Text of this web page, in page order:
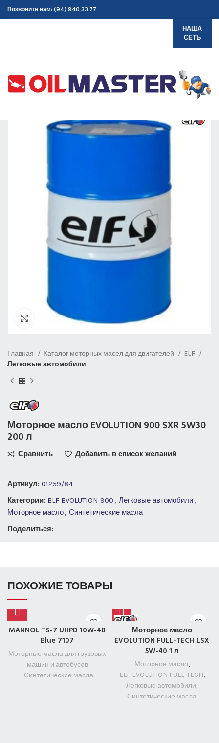
Позвоните нам: (94) 940 33 77
НАША
СЕТЬ
Нажмите, чтобы увеличить
Главная Каталог моторных масел для двигателей
ELF
Легковые автомобили
Моторное масло EVOLUTION 900 SXR 5W30
200 л
Сравнить Добавить в список желаний
Артикул: 01259/84
Категории: ELF EVOLUTION 900 , Легковые автомобили,
Моторное масло, Синтетические масла
Поделиться:
ПОХОЖИЕ ТОВАРЫ
MANNOL TS-7 UHPD 10W-40
Blue 7107
Моторные масла для грузовых
машин и автобусов
, Синтетические масла
Моторное масло
EVOLUTION FULL-TECH LSX
5W-40 1 л
Моторное масло,
ELF EVOLUTION FULL-TECH,
Легковые автомобили,
Синтетические масла